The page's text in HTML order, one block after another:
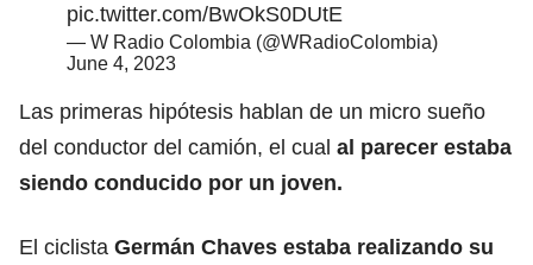
pic.twitter.com/BwOkS0DUtE
— W Radio Colombia (@WRadioColombia)
June 4, 2023
Las primeras hipótesis hablan de un micro sueño
del conductor del camión, el cual al parecer estaba
siendo conducido por un joven.
El ciclista Germán Chaves estaba realizando su